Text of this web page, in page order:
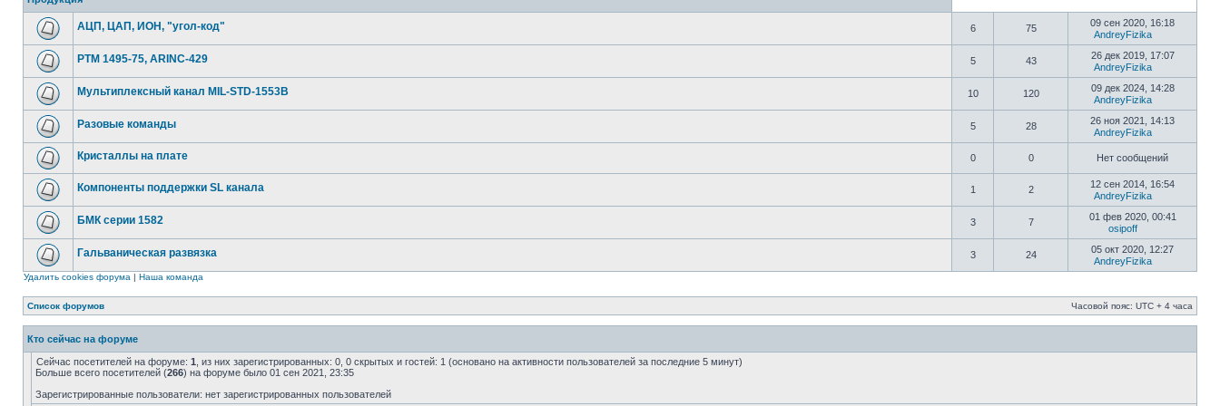
АЦП, ЦАП, ИОН, "угол-код" 6 75
09 сен 2020, 16:18
AndreyFizika
РТМ 1495-75, ARINC-429 5 43
26 дек 2019, 17:07
AndreyFizika
Мультиплексный канал MIL-STD-1553B 10 120
09 дек 2024, 14:28
AndreyFizika
Разовые команды 5 28
26 ноя 2021, 14:13
AndreyFizika
Кристаллы на плате 0 0 Нет сообщений
Компоненты поддержки SL канала 1 2
12 сен 2014, 16:54
AndreyFizika
БМК серии 1582 3 7
01 фев 2020, 00:41
osipoff
Гальваническая развязка 3 24
05 окт 2020, 12:27
AndreyFizika
Удалить cookies форума | Наша команда
Список форумов Часовой пояс: UTC + 4 часа
Кто сейчас на форуме
Сейчас посетителей на форуме: 1 , из них зарегистрированных: 0, 0 скрытых и гостей: 1 (основано на активности пользователей за последние 5 минут)
Больше всего посетителей (266) на форуме было 01 сен 2021, 23:35
Зарегистрированные пользователи: нет зарегистрированных пользователей